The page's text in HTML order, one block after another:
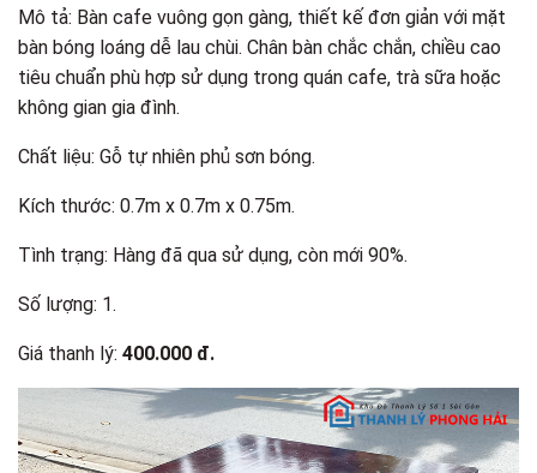
Mô tả: Bàn cafe vuông gọn gàng, thiết kế đơn giản với mặt
bàn bóng loáng dễ lau chùi. Chân bàn chắc chắn, chiều cao
tiêu chuẩn phù hợp sử dụng trong quán cafe, trà sữa hoặc
không gian gia đình.
Chất liệu: Gỗ tự nhiên phủ sơn bóng.
Kích thước: 0.7m x 0.7m x 0.75m.
Tình trạng: Hàng đã qua sử dụng, còn mới 90%.
Số lượng: 1.
Giá thanh lý: 400.000 đ.